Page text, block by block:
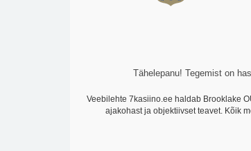
Tähelepanu! Tegemist on
Veebilehte 7kasiino.ee haldab Brooklake
ajakohast ja objektiivset teavet. Kõik